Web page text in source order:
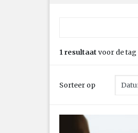
1 resultaat voor de tag
Sorteer op